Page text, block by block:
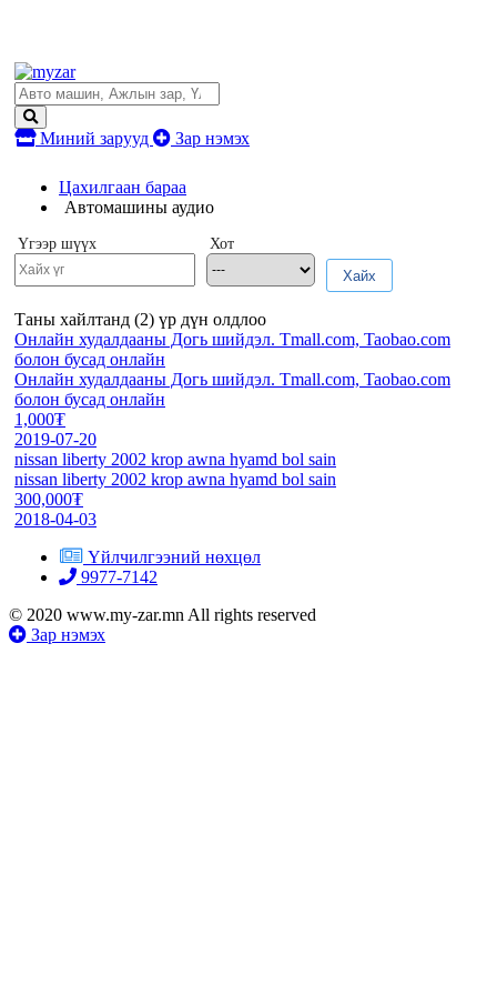
Миний зарууд Зар нэмэх
Цахилгаан бараа
Автомашины аудио
Үгээр шүүх
Хот
Хайх
Таны хайлтанд (2) үр дүн олдлоо
Онлайн худалдааны Догь шийдэл. Tmall.com, Taobao.com
болон бусад онлайн
Онлайн худалдааны Догь шийдэл. Tmall.com, Taobao.com
болон бусад онлайн
1,000₮
2019-07-20
nissan liberty 2002 krop awna hyamd bol sain
nissan liberty 2002 krop awna hyamd bol sain
300,000₮
2018-04-03
Үйлчилгээний нөхцөл
9977-7142
© 2020 www.my-zar.mn All rights reserved
Зар нэмэх